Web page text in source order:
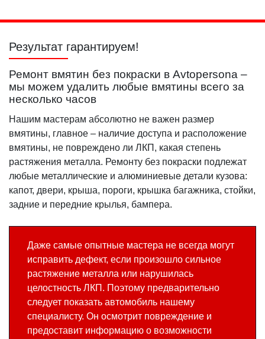
Результат гарантируем!
Ремонт вмятин без покраски в Avtopersona –
мы можем удалить любые вмятины всего за
несколько часов
Нашим мастерам абсолютно не важен размер
вмятины, главное – наличие доступа и расположение
вмятины, не повреждено ли ЛКП, какая степень
растяжения металла. Ремонту без покраски подлежат
любые металлические и алюминиевые детали кузова:
капот, двери, крыша, пороги, крышка багажника, стойки,
задние и передние крылья, бампера.
Даже самые опытные мастера не всегда могут
исправить дефект, если произошло сильное
растяжение металла или нарушилась
целостность ЛКП. Поэтому предварительно
следует показать автомобиль нашему
специалисту. Он осмотрит повреждение и
предоставит информацию о возможности